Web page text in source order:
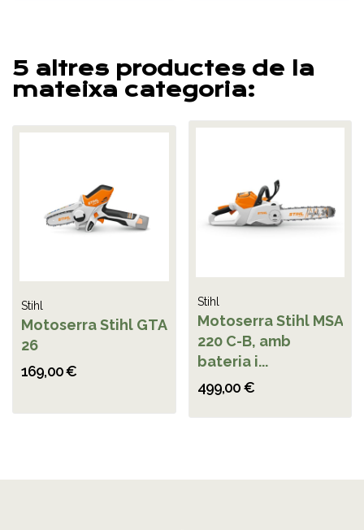
5 altres productes de la
mateixa categoria:
Stihl
Motoserra Stihl GTA
26
169,00 €
Stihl
Motoserra Stihl MSA
220 C-B, amb
bateria i...
499,00 €